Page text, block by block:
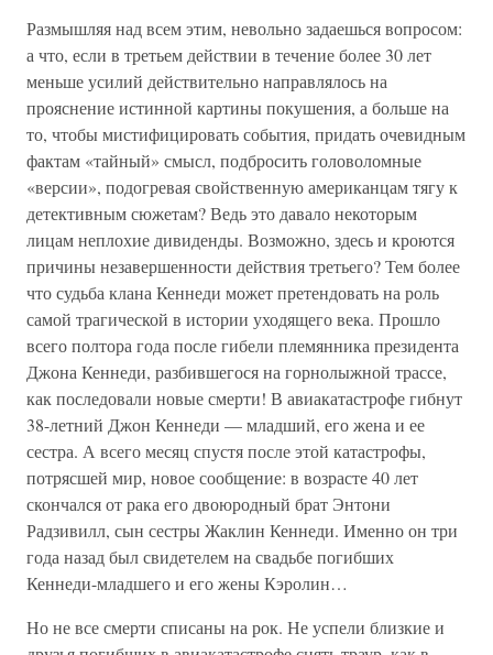
Размышляя над всем этим, невольно задаешься вопросом:
а что, если в третьем действии в течение более 30 лет
меньше усилий действительно направлялось на
прояснение истинной картины покушения, а больше на
то, чтобы мистифицировать события, придать очевидным
фактам «тайный» смысл, подбросить головоломные
«версии», подогревая свойственную американцам тягу к
детективным сюжетам? Ведь это давало некоторым
лицам неплохие дивиденды. Возможно, здесь и кроются
причины незавершенности действия третьего? Тем более
что судьба клана Кеннеди может претендовать на роль
самой трагической в истории уходящего века. Прошло
всего полтора года после гибели племянника президента
Джона Кеннеди, разбившегося на горнолыжной трассе,
как последовали новые смерти! В авиакатастрофе гибнут
38-летний Джон Кеннеди — младший, его жена и ее
сестра. А всего месяц спустя после этой катастрофы,
потрясшей мир, новое сообщение: в возрасте 40 лет
скончался от рака его двоюродный брат Энтони
Радзивилл, сын сестры Жаклин Кеннеди. Именно он три
года назад был свидетелем на свадьбе погибших
Кеннеди-младшего и его жены Кэролин…
Но не все смерти списаны на рок. Не успели близкие и